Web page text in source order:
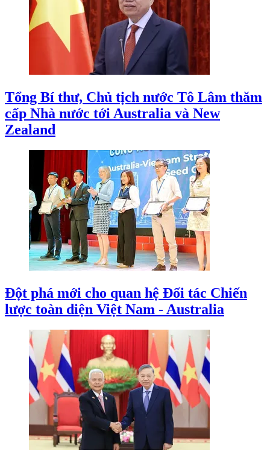
Tổng Bí thư, Chủ tịch nước Tô Lâm thăm
cấp Nhà nước tới Australia và New
Zealand
Đột phá mới cho quan hệ Đối tác Chiến
lược toàn diện Việt Nam - Australia